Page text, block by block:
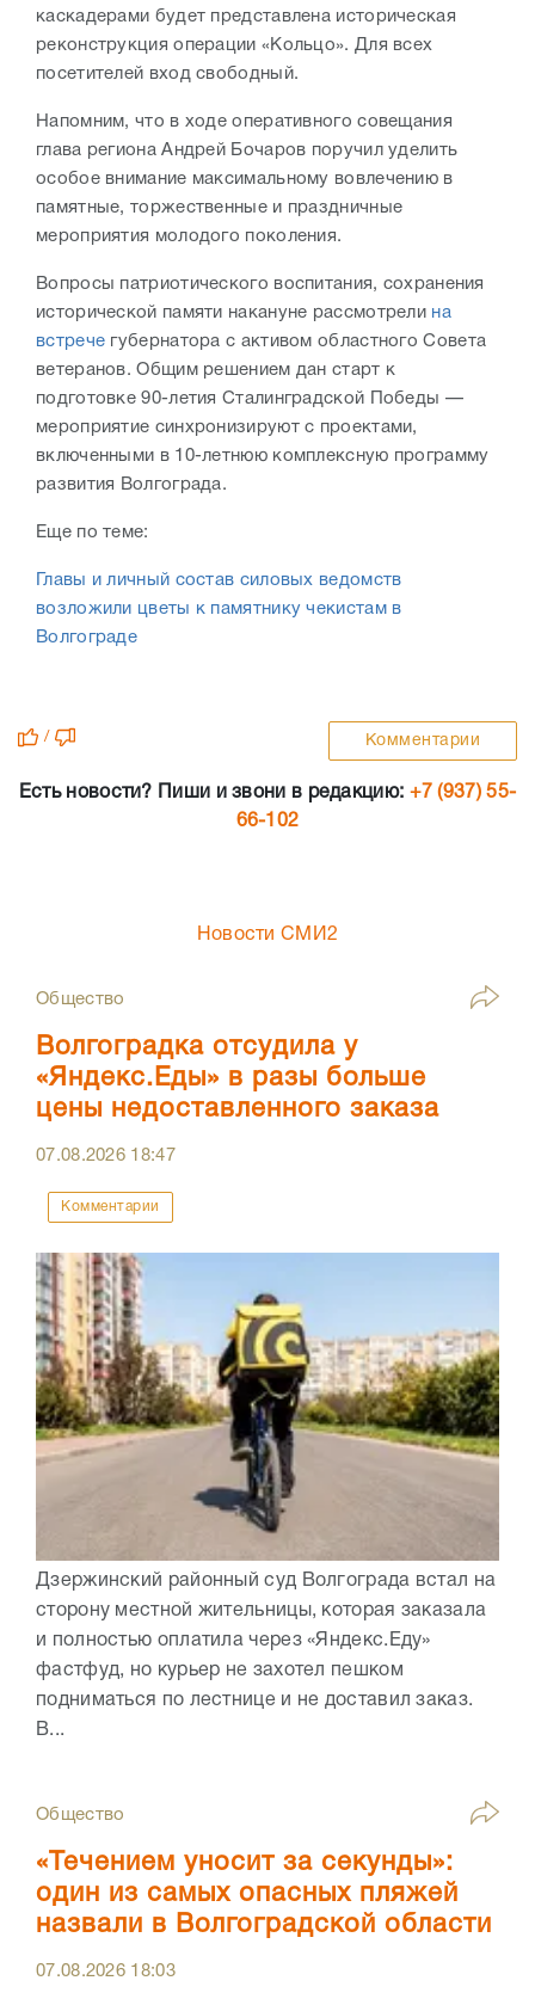
каскадерами будет представлена историческая
реконструкция операции «Кольцо». Для всех
посетителей вход свободный.
Напомним, что в ходе оперативного совещания
глава региона Андрей Бочаров поручил уделить
особое внимание максимальному вовлечению в
памятные, торжественные и праздничные
мероприятия молодого поколения.
Вопросы патриотического воспитания, сохранения
исторической памяти накануне рассмотрели на
встрече губернатора с активом областного Совета
ветеранов. Общим решением дан старт к
подготовке 90-летия Сталинградской Победы —
мероприятие синхронизируют с проектами,
включенными в 10-летнюю комплексную программу
развития Волгограда.
Еще по теме:
Главы и личный состав силовых ведомств
возложили цветы к памятнику чекистам в
Волгограде
/ Комментарии
Есть новости? Пиши и звони в редакцию: +7 (937) 55-
66-102
Новости СМИ2
Общество
Волгоградка отсудила у
«Яндекс.Еды» в разы больше
цены недоставленного заказа
07.08.2026 18:47
Комментарии
Дзержинский районный суд Волгограда встал на
сторону местной жительницы, которая заказала
и полностью оплатила через «Яндекс.Еду»
фастфуд, но курьер не захотел пешком
подниматься по лестнице и не доставил заказ.
В...
Общество
«Течением уносит за секунды»:
один из самых опасных пляжей
назвали в Волгоградской области
07.08.2026 18:03